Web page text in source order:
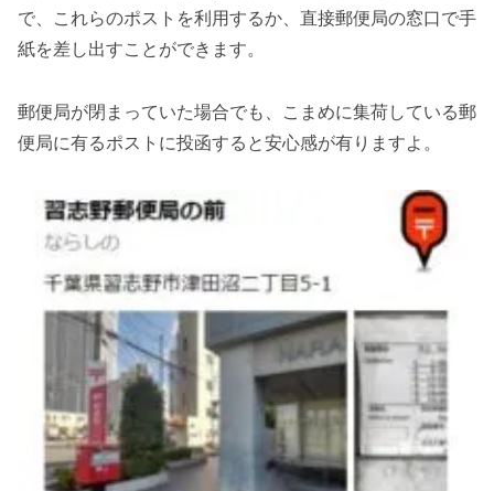
で、これらのポストを利用するか、直接郵便局の窓口で手
紙を差し出すことができます。
郵便局が閉まっていた場合でも、こまめに集荷している郵
便局に有るポストに投函すると安心感が有りますよ。